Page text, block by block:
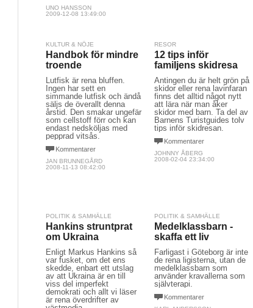
UNO HANSSON
2009-12-08 13:49:00
KULTUR & NÖJE
Handbok för mindre
troende
Lutfisk är rena bluffen.
Ingen har sett en
simmande lutfisk och ändå
säljs de överallt denna
årstid. Den smakar ungefär
som cellstoff förr och kan
endast nedsköljas med
pepprad vitsås.
Kommentarer
JAN BRUNNEGÅRD
2008-11-13 08:42:00
RESOR
12 tips inför
familjens skidresa
Antingen du är helt grön på
skidor eller rena lavinfaran
finns det alltid något nytt
att lära när man åker
skidor med barn. Ta del av
Barnens Turistguides tolv
tips inför skidresan.
Kommentarer
JOHNNY ÅBERG
2008-02-04 23:34:00
POLITIK & SAMHÄLLE
Hankins struntprat
om Ukraina
Enligt Markus Hankins så
var fusket, om det ens
skedde, enbart ett utslag
av att Ukraina är en till
viss del imperfekt
demokrati och allt vi läser
är rena överdrifter av
POLITIK & SAMHÄLLE
Medelklassbarn -
skaffa ett liv
Farligast i Göteborg är inte
de rena ligisterna, utan de
medelklassbarn som
använder kravallerna som
självterapi.
Kommentarer